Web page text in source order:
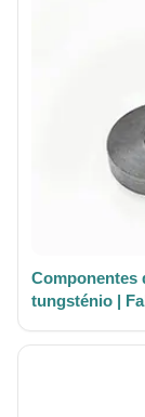
Componentes
tungsténio |